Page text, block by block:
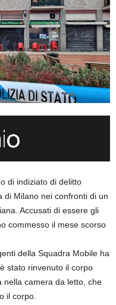
di indiziato di delitto
di Milano nei confronti di un
Accusati di essere gli
commesso il mese scorso
della Squadra Mobile ha
stato rinvenuto il corpo
nella camera da letto, che
il corpo.